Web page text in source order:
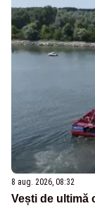
8 aug. 2026, 08:32
Vești de ultimă